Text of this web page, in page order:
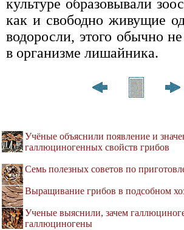
культуре образовывали
как и свободно живущие
водоросли, этого обычно
в организме лишайника.
Учёные объяснили появление и
галлюциногенных свойств грибов
Семь полезных советов по
Выращивание грибов в подсобном
Ученые выяснили, зачем
галлюциногены